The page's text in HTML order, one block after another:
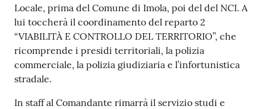
Locale, prima del Comune di Imola, poi del del NCI. A
lui toccherà il coordinamento del reparto 2
“VIABILITÀ E CONTROLLO DEL TERRITORIO”, che
ricomprende i presidi territoriali, la polizia
commerciale, la polizia giudiziaria e l’infortunistica
stradale.
In staff al Comandante rimarrà il servizio studi e